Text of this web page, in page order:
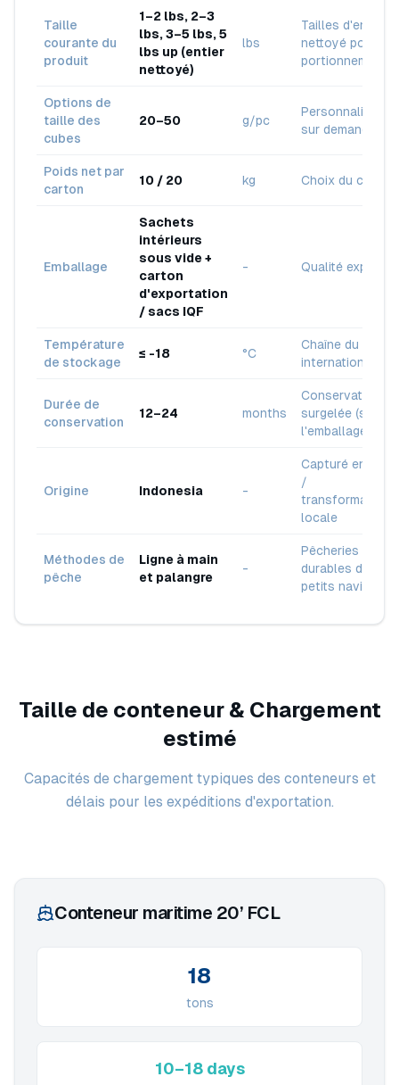
Taille
courante du
produit
1–2 lbs, 2–3
lbs, 3–5 lbs, 5
lbs up (entier
nettoyé)
lbs
Tailles d'entier
nettoyé pour
portionnement
Options de
taille des
cubes
20–50 g/pc
Personnalisable
sur demande
Poids net par
carton
10 / 20 kg Choix du client
Emballage
Sachets
intérieurs
sous vide +
carton
d'exportation
/ sacs IQF
- Qualité export
Température
de stockage
≤ -18 °C
Chaîne du froid
internationale
Durée de
conservation
12–24 months
Conservation
surgelée (selon
l'emballage)
Origine Indonesia -
Capturé en mer
/
transformation
locale
Méthodes de
pêche
Ligne à main
et palangre
-
Pêcheries
durables de
petits navires
Taille de conteneur & Chargement
estimé
Capacités de chargement typiques des conteneurs et
délais pour les expéditions d'exportation.
Conteneur maritime 20’ FCL
18
tons
10–18 days